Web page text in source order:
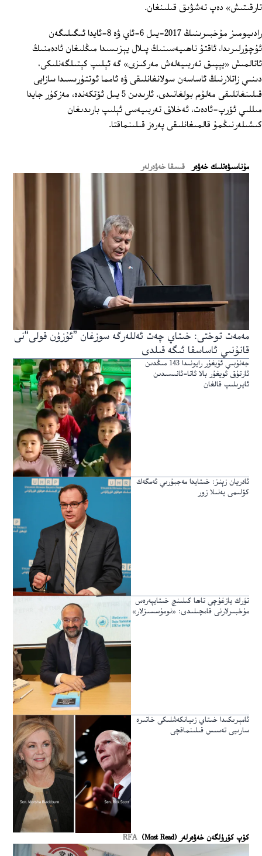
تارقىتىش» دەپ تەشۋىق قىلىنغان.
رادىيومىز مۇخبىرىنىڭ 2017-يىل 6-ئاي ۋە 8-ئايدا ئىگىلىگەن
ئۇچۇرلىرىدا، ئاقتۇ ناھىيەسىنىڭ پىلال يېزىسىدا مىڭلىغان ئادەمنىڭ
ئاتالمىش «يېپىق تەربىيەلەش مەركىزى» گە ئېلىپ كېتىلگەنلىكى،
دىنىي زاتلارنىڭ ئاساسەن سولانغانلىقى ۋە ئامما ئوتتۇرىسىدا سازايى
قىلىنغانلىقى مەلۇم بولغانىدى. ئارىدىن 5 يىل ئۆتكەندە، مەزكۇر جايدا
مىللىي ئۆرپ-ئادەت، ئەخلاق تەربىيەسى ئېلىپ بارىدىغان
كىشىلەرنىڭمۇ قالمىغانلىقى پەرەز قىلىنماقتا.
ﻣﯘﻧﺎﺳﯩﯟﻩﺗﻠﯩﻚ ﺧﻪﯞﻩﺭ قىسقا خەۋەرلەر
مەمەت توختى: خىتاي چەت ئەللەرگە سوزغان ”ئۇزۇن قولى“نى
قانۇنىي ئاساسقا ئىگە قىلدى
جەنۇبىي ئۇيغۇر رايونىدا 143 مىڭدىن
ئارتۇق ئويغۇر بالا ئاتا-ئانىسىدىن
ئايرىلىپ قالغان
ئادريان زېنز: خىتايدا مەجبۇرىي ئەمگەك
كۆلىمى يەنىلا زور
تۈرك يازغۇچى تاھا كىلىنچ خىتايپەرەس
مۇخبىرلارنى قامچىلىدى: «نومۇسسىزلار»
ئامېرىكىدا خىتاي زىيانكەشلىكى خاتىرە
سارىيى تەسىس قىلىنماقچى
كۆپ كۆرۈلگەن خەۋەرلەر (Most Read) RFA